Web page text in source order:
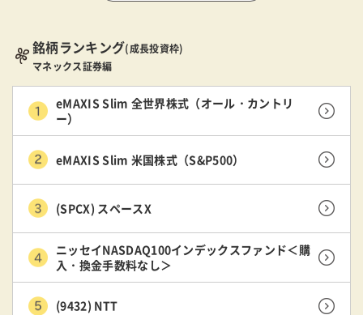
銘柄ランキング(成長投資枠)
マネックス証券編
eMAXIS Slim 全世界株式（オール・カントリ
ー）
eMAXIS Slim 米国株式（S&P500）
(SPCX) スペースX
ニッセイNASDAQ100インデックスファンド＜購
入・換金手数料なし＞
(9432) NTT